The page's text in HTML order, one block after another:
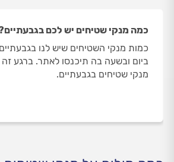
כמה מנקי שטיחים יש לכם
כמות מנקי השטיחים שיש לנו
מנקי שטיחים בגבעתיים.